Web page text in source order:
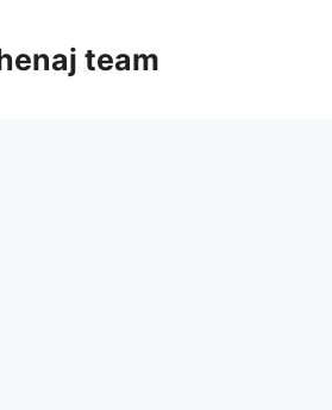
team